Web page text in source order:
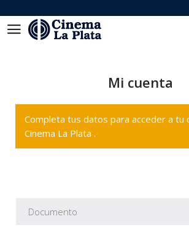
Mi cuenta
Completa tus datos para acceder a tu
Cinema La Plata .